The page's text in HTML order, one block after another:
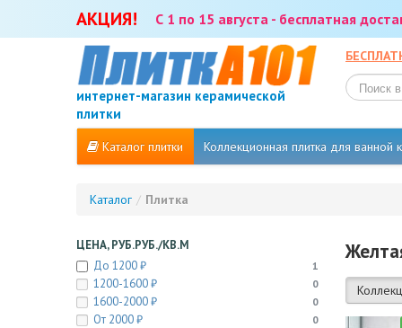
АКЦИЯ! С 1 по 15 августа - бесплатная
интернет-магазин керамической
плитки
Каталог плитки Коллекционная плитка для ванной
Каталог / Плитка
ЦЕНА, РУБ.РУБ./КВ.М
До 1200 ₽
1
1200-1600 ₽ 0
1600-2000 ₽ 0
От 2000 ₽ 0